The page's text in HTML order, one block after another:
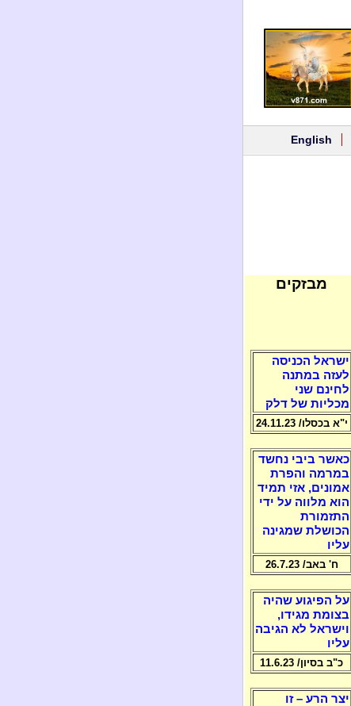
English
מבזקים
ישראל הכניסה
לעזה במתנה
לחינם שני
מכליות של דלק
י"א בכסלו/ 24.11.23
כאשר ביבי נחשד
במרמה והפרת
אמונים, אזי תמיד
הוא מלווה על ידי
התזמורת
הכושלת שמגינה
עליו
ח' באב/ 26.7.23
על הפיגוע שהיה
בצומת מגידו,
וישראל לא הגיבה
עליו
כ"ב בסיון/ 11.6.23
יצר הרע – זו